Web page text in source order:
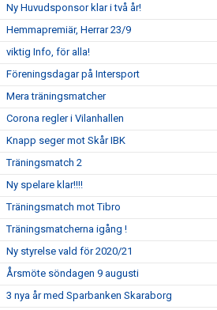
Ny Huvudsponsor klar i två år!
Hemmapremiär, Herrar 23/9
viktig Info, för alla!
Föreningsdagar på Intersport
Mera träningsmatcher
Corona regler i Vilanhallen
Knapp seger mot Skår IBK
Träningsmatch 2
Ny spelare klar!!!!
Träningsmatch mot Tibro
Träningsmatcherna igång !
Ny styrelse vald för 2020/21
Årsmöte söndagen 9 augusti
3 nya år med Sparbanken Skaraborg